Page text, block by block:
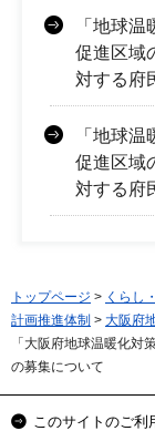
「地球
促進区域
対する府
「地球
促進区域
対する府
トップページ > くらし
計画推進体制 > 大阪府
「大阪府地球温暖化対
の募集について
このサイトのご利